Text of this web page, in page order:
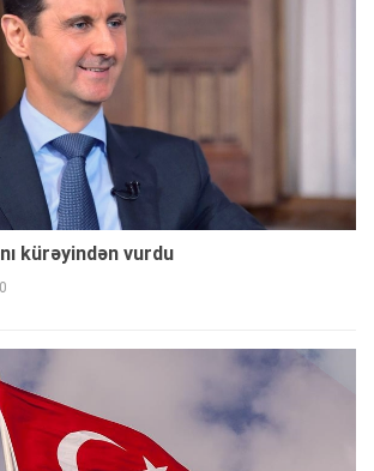
kürəyindən vurdu